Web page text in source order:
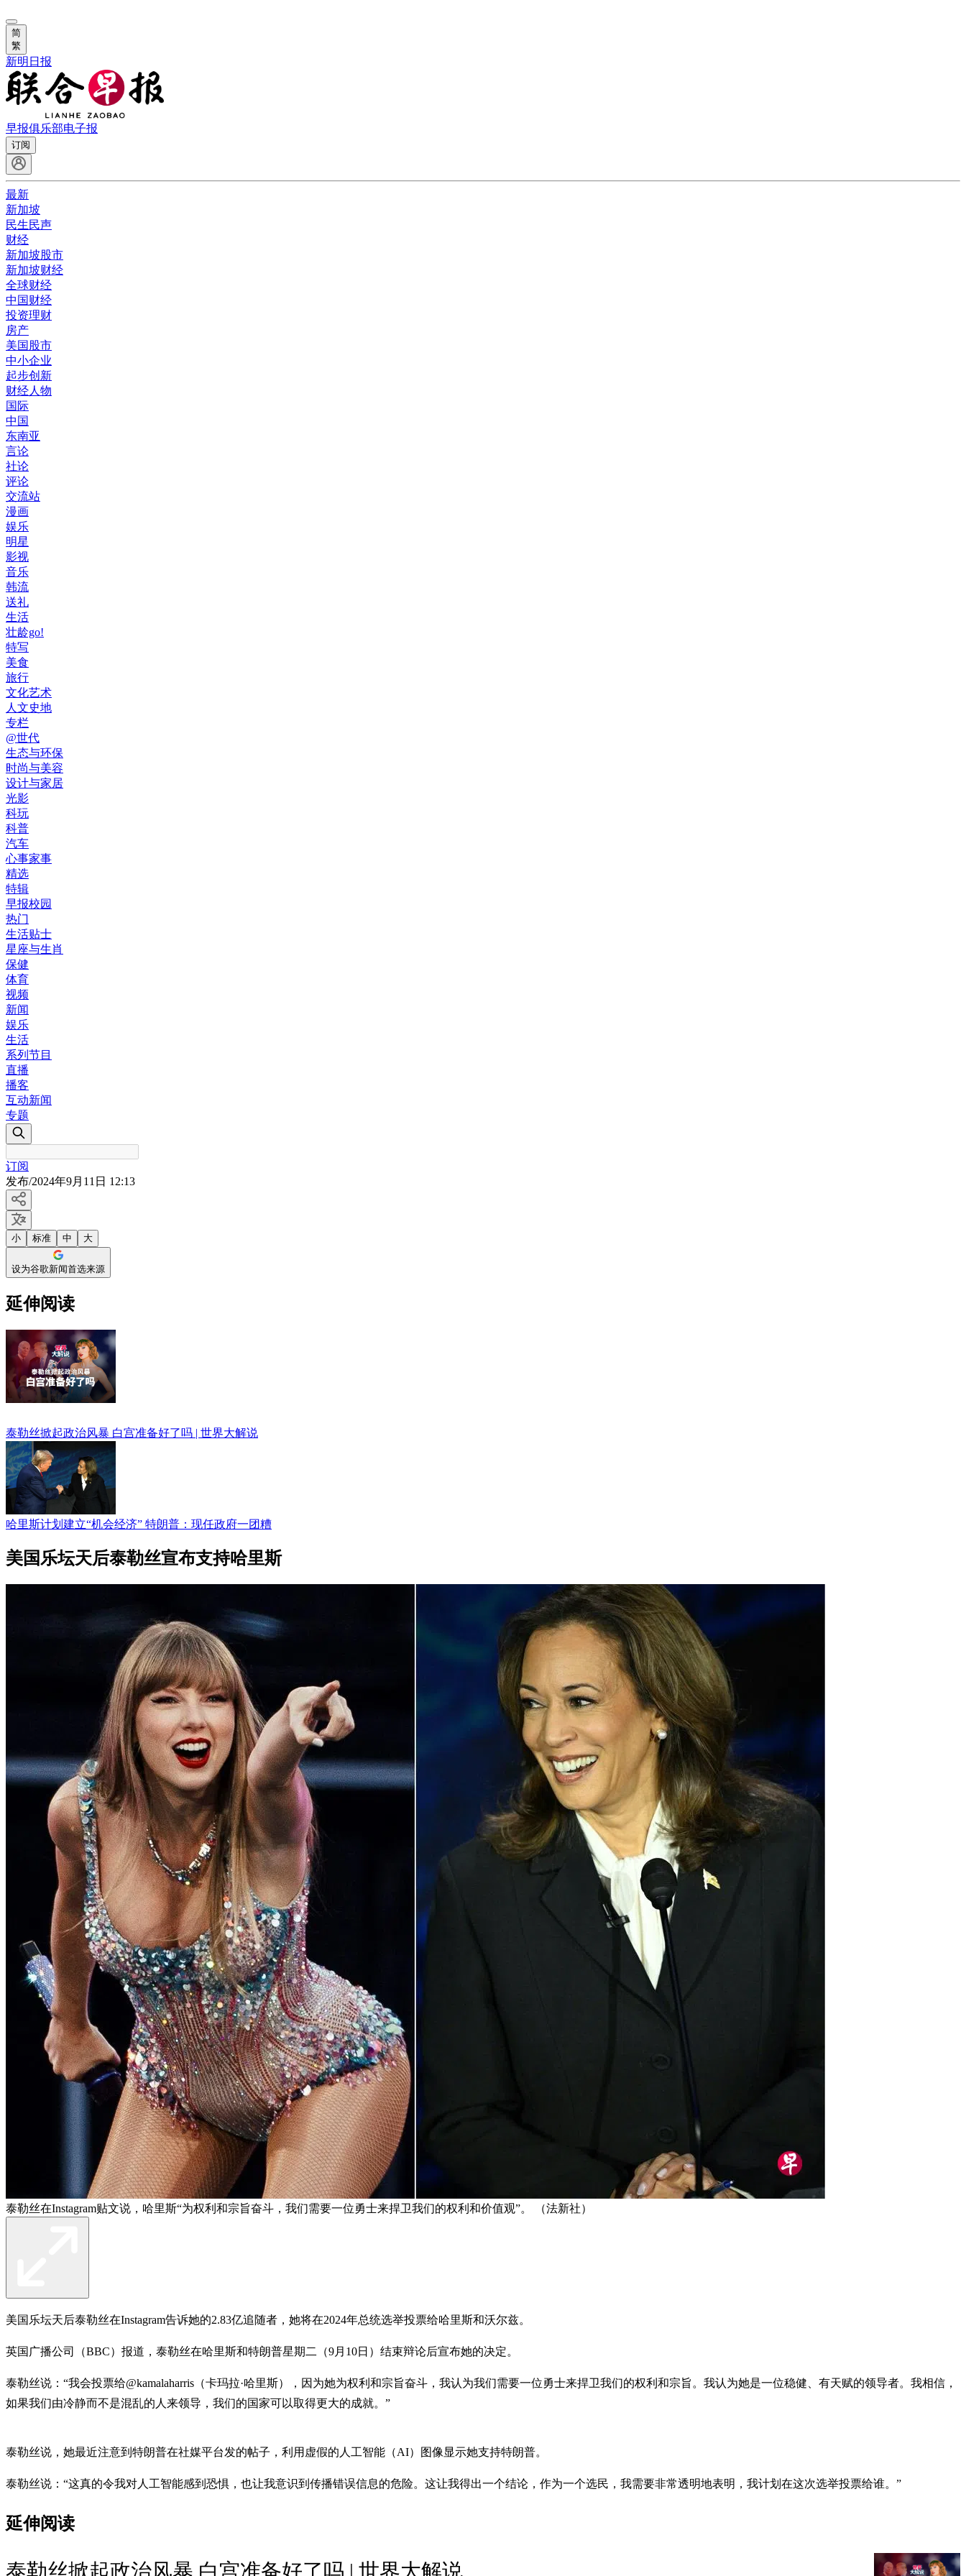
简
繁
新明日报
早报俱乐部电子报
订阅
最新
新加坡
民生民声
财经
新加坡股市
新加坡财经
全球财经
中国财经
投资理财
房产
美国股市
中小企业
起步创新
财经人物
国际
中国
东南亚
言论
社论
评论
交流站
漫画
娱乐
明星
影视
音乐
韩流
送礼
生活
壮龄go!
特写
美食
旅行
文化艺术
人文史地
专栏
@世代
生态与环保
时尚与美容
设计与家居
光影
科玩
科普
汽车
心事家事
精选
特辑
早报校园
热门
生活贴士
星座与生肖
保健
体育
视频
新闻
娱乐
生活
系列节目
直播
播客
互动新闻
专题
订阅
发布/2024年9月11日 12:13
小 标准 中 大
设为谷歌新闻首选来源
延伸阅读
泰勒丝掀起政治风暴 白宫准备好了吗 | 世界大解说
哈里斯计划建立“机会经济” 特朗普：现任政府一团糟
美国乐坛天后泰勒丝宣布支持哈里斯
泰勒丝在Instagram贴文说，哈里斯“为权利和宗旨奋斗，我们需要一位勇士来捍卫我们的权利和价值观”。 （法新社）
美国乐坛天后泰勒丝在Instagram告诉她的2.83亿追随者，她将在2024年总统选举投票给哈里斯和沃尔兹。
英国广播公司（BBC）报道，泰勒丝在哈里斯和特朗普星期二（9月10日）结束辩论后宣布她的决定。
泰勒丝说：“我会投票给@kamalaharris（卡玛拉·哈里斯），因为她为权利和宗旨奋斗，我认为我们需要一位勇士来捍卫我们的权利和宗旨。我认为她是一位稳健、有天赋的领导者。我相信，
如果我们由冷静而不是混乱的人来领导，我们的国家可以取得更大的成就。”
泰勒丝说，她最近注意到特朗普在社媒平台发的帖子，利用虚假的人工智能（AI）图像显示她支持特朗普。
泰勒丝说：“这真的令我对人工智能感到恐惧，也让我意识到传播错误信息的危险。这让我得出一个结论，作为一个选民，我需要非常透明地表明，我计划在这次选举投票给谁。”
延伸阅读
泰勒丝掀起政治风暴 白宫准备好了吗 | 世界大解说